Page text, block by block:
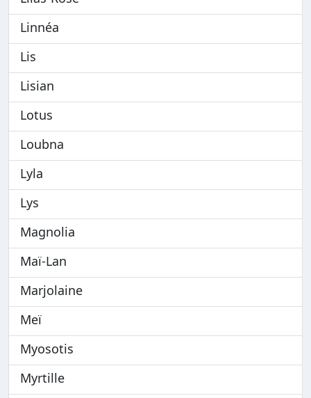
Linnéa
Lis
Lisian
Lotus
Loubna
Lyla
Lys
Magnolia
Maï-Lan
Marjolaine
Meï
Myosotis
Myrtille